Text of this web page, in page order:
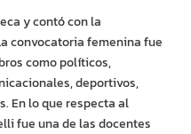
y contó con la
convocatoria femenina fue
como políticos,
deportivos,
En lo que respecta al
fue una de las docentes